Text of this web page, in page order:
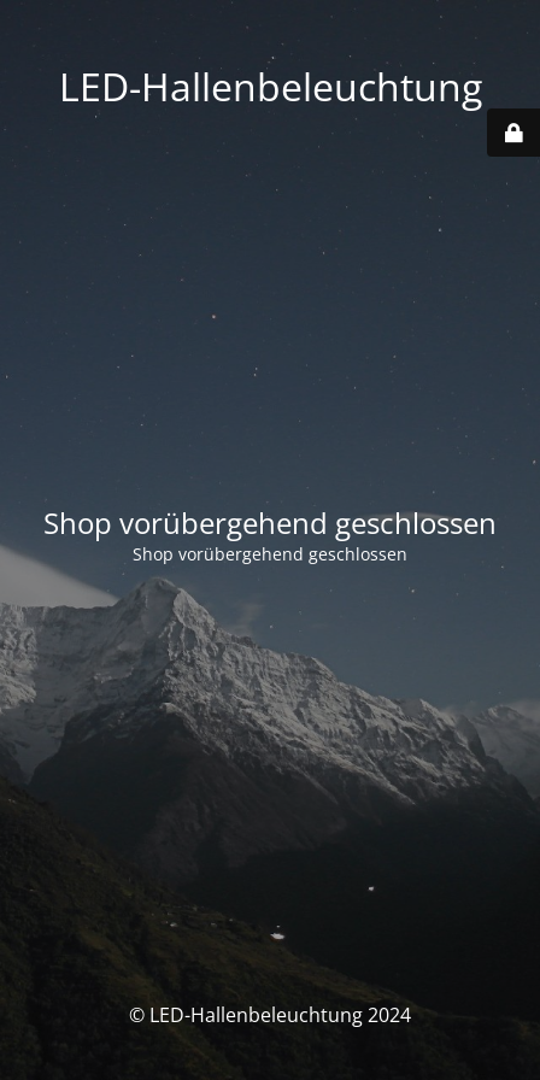
LED-Hallenbeleuchtung
Shop vorübergehend geschlossen
Shop vorübergehend geschlossen
© LED-Hallenbeleuchtung 2024